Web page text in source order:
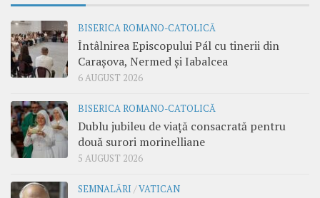
BISERICA ROMANO-CATOLICĂ
Întâlnirea Episcopului Pál cu tinerii din
Carașova, Nermed și Iabalcea
6 AUGUST 2026
BISERICA ROMANO-CATOLICĂ
Dublu jubileu de viață consacrată pentru
două surori morinelliane
5 AUGUST 2026
SEMNALĂRI /VATICAN